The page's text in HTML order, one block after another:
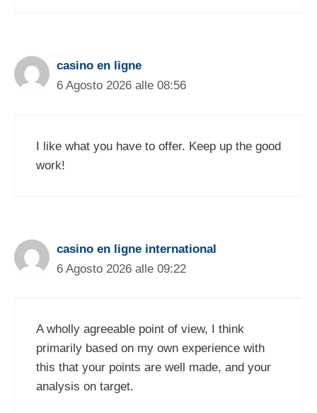
casino en ligne
6 Agosto 2026 alle 08:56
I like what you have to offer. Keep up the good
work!
casino en ligne international
6 Agosto 2026 alle 09:22
A wholly agreeable point of view, I think
primarily based on my own experience with
this that your points are well made, and your
analysis on target.